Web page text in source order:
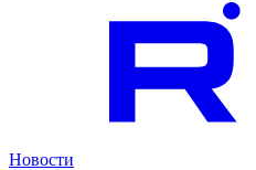
Новости